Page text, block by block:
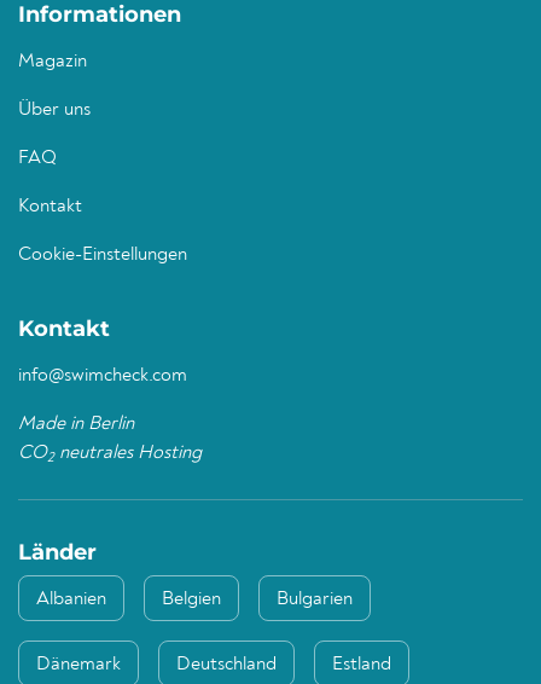
Informationen
Magazin
Über uns
FAQ
Kontakt
Cookie-Einstellungen
Kontakt
info@swimcheck.com
Made in Berlin
CO2neutrales Hosting
Länder
Albanien Belgien Bulgarien
Dänemark Deutschland Estland